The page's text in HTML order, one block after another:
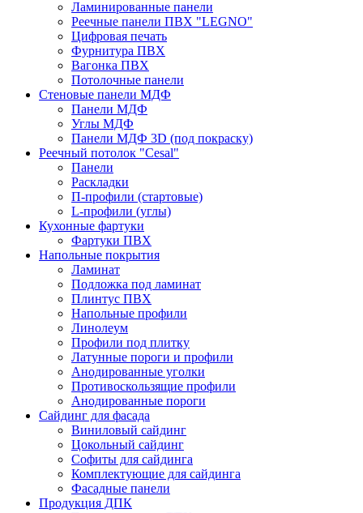
Ламинированные панели
Реечные панели ПВХ "LEGNO"
Цифровая печать
Фурнитура ПВХ
Вагонка ПВХ
Потолочные панели
Стеновые панели МДФ
Панели МДФ
Углы МДФ
Панели МДФ 3D (под покраску)
Реечный потолок "Cesal"
Панели
Раскладки
П-профили (стартовые)
L-профили (углы)
Кухонные фартуки
Фартуки ПВХ
Напольные покрытия
Ламинат
Подложка под ламинат
Плинтус ПВХ
Напольные профили
Линолеум
Профили под плитку
Латунные пороги и профили
Анодированные уголки
Противоскользящие профили
Анодированные пороги
Сайдинг для фасада
Виниловый сайдинг
Цокольный сайдинг
Софиты для сайдинга
Комплектующие для сайдинга
Фасадные панели
Продукция ДПК